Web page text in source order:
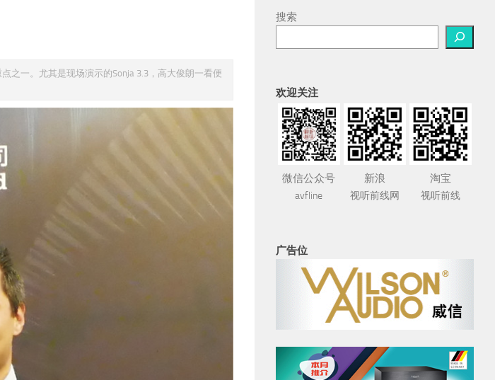
之一。尤其是现场演示的Sonja 3.3，高大俊朗一看便
搜索
欢迎关注
微信公众号
avfline
新浪
视听前线网
淘宝
视听前线
广告位